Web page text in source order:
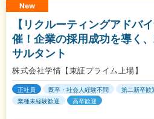
New
【リクルーティングアドバ
催！企業の採用成功を導く
サルタント
株式会社学情【東証プライム上場】
正社員 既卒・社会人経験不問 第二新卒歓
業種未経験歓迎
高卒歓迎